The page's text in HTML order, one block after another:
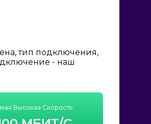
тип подключения,
- наш
Высокая Скорость